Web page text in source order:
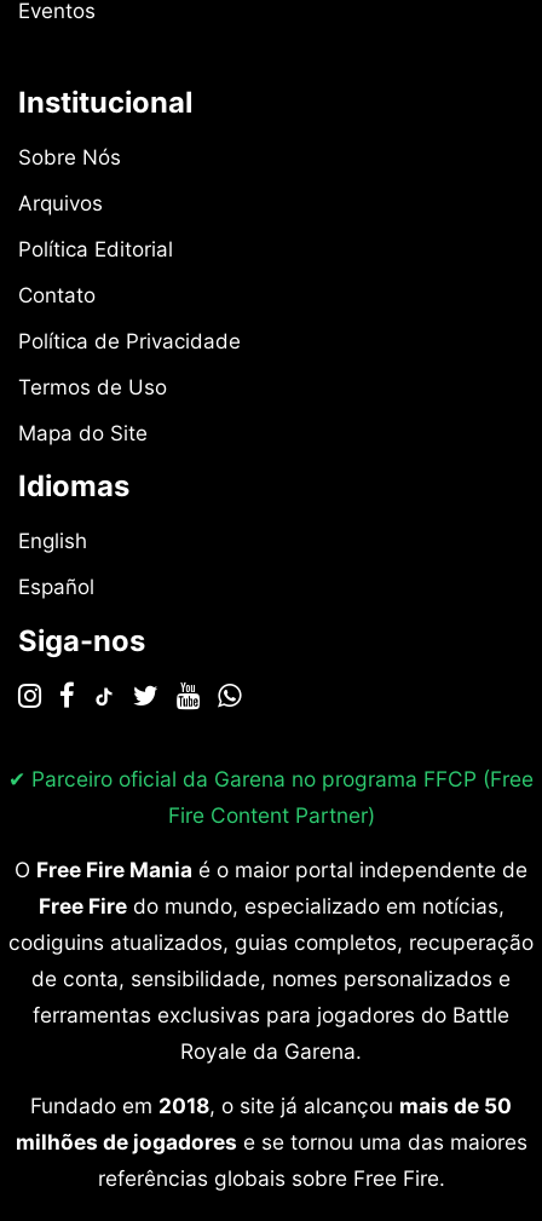
Eventos
Institucional
Sobre Nós
Arquivos
Política Editorial
Contato
Política de Privacidade
Termos de Uso
Mapa do Site
Idiomas
English
Español
Siga-nos
✔ Parceiro oficial da Garena no programa FFCP (Free
Fire Content Partner)
O Free Fire Mania é o maior portal independente de
Free Firedo mundo, especializado em notícias,
codiguins atualizados, guias completos, recuperação
de conta, sensibilidade, nomes personalizados e
ferramentas exclusivas para jogadores do Battle
Royale da Garena.
Fundado em 2018, o site já alcançou mais de 50
milhões de jogadores e se tornou uma das maiores
referências globais sobre Free Fire.